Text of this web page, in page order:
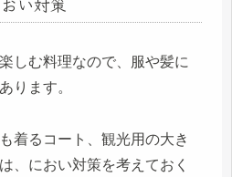
しむ料理なので、服や髪に
ります。
着るコート、観光用の大き
、におい対策を考えておく